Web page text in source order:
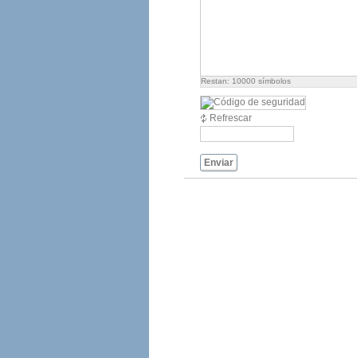
Restan: 10000 símbolos
Refrescar
Enviar